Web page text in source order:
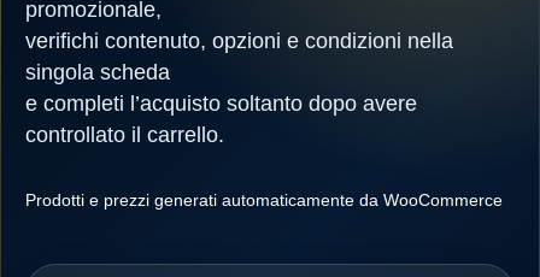
promozionale,
verifichi contenuto, opzioni e condizioni nella
singola scheda
e completi l’acquisto soltanto dopo avere
controllato il carrello.
Prodotti e prezzi generati automaticamente da WooCommerce